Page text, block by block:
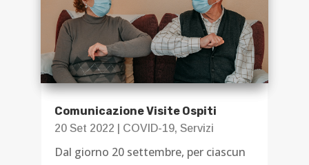
Comunicazione Visite Ospiti
20 Set 2022 COVID-19, Servizi
Dal giorno 20 settembre, per ciascun